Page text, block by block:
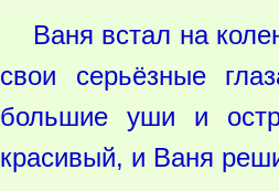
Ваня встал на
свои серьёзные
большие уши и
красивый, и Ваня